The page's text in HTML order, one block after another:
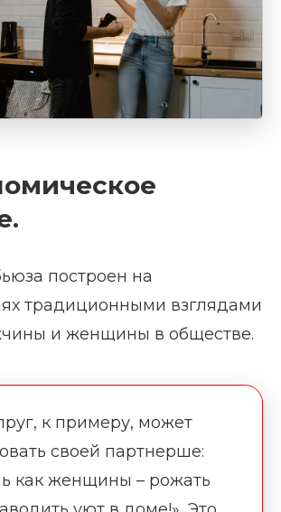
построен на
традиционными взглядами
и женщины в обществе.
к примеру, может
своей партнерше:
как женщины – рожать